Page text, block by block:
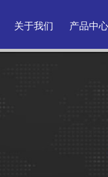
关于我们 产品中心